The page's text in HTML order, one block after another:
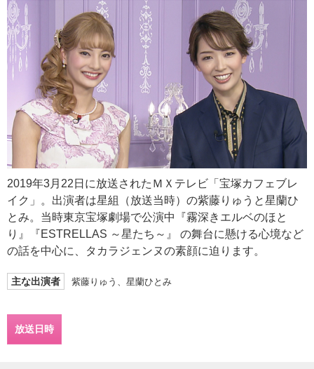
2019年3月22日に放送されたＭＸテレビ「宝塚カフェブレ
イク」。出演者は星組（放送当時）の紫藤りゅうと星蘭ひ
とみ。当時東京宝塚劇場で公演中『霧深きエルベのほと
り』『ESTRELLAS ～星たち～』 の舞台に懸ける心境など
の話を中心に、タカラジェンヌの素顔に迫ります。
主な出演者 紫藤りゅう、星蘭ひとみ
放送日時